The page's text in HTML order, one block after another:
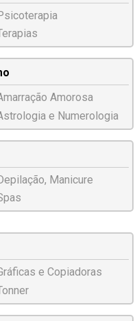
Amorosa
e Numerologia
Manicure
e Copiadoras